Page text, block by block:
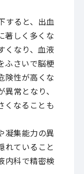
すると、出血
著しく多くな
くなり、血液
ふさいで脳梗
険性が高くな
常となり、
くなることも
凝集能力の異
れていること
内科で精密検